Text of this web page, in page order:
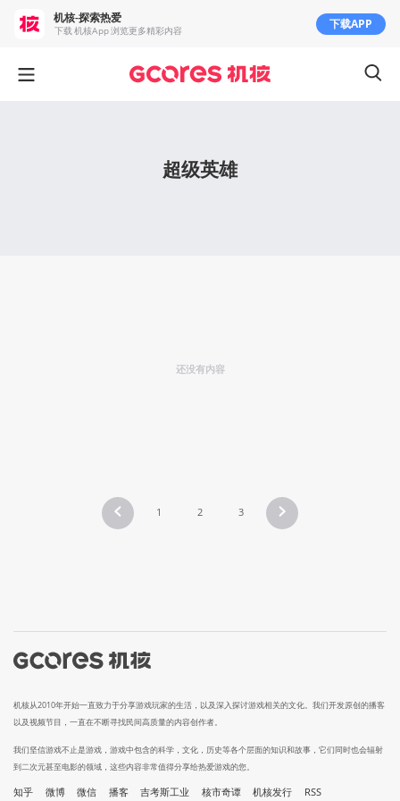
超级英雄
还没有内容
1 2 3
机核从2010年开始一直致力于分享游戏玩家的生活，以及深入探讨游戏相关的文化。我们开发原创的播客
以及视频节目，一直在不断寻找民间高质量的内容创作者。
我们坚信游戏不止是游戏，游戏中包含的科学，文化，历史等各个层面的知识和故事，它们同时也会辐射
到二次元甚至电影的领域，这些内容非常值得分享给热爱游戏的您。
知乎 微博 微信 播客 吉考斯工业 核市奇谭 机核发行 RSS
机核-探索热爱
下载 机核App 浏览更多精彩内容 下载APP